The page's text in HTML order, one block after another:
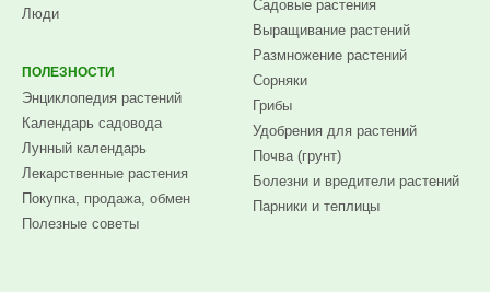
Люди
ПОЛЕЗНОСТИ
Энциклопедия растений
Календарь садовода
Лунный календарь
Лекарственные растения
Покупка, продажа, обмен
Полезные советы
Садовые растения
Выращивание растений
Размножение растений
Сорняки
Грибы
Удобрения для растений
Почва (грунт)
Болезни и вредители растений
Парники и теплицы